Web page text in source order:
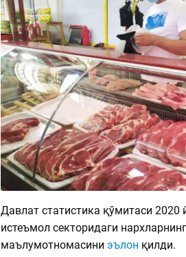
Давлат статистика қўмитаси
истеъмол секторидаги
маълумотномасини эълон қилди.